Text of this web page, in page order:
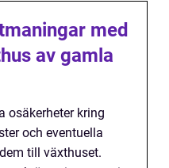
med
av gamla
osäkerheter kring
och eventuella
till växthuset.